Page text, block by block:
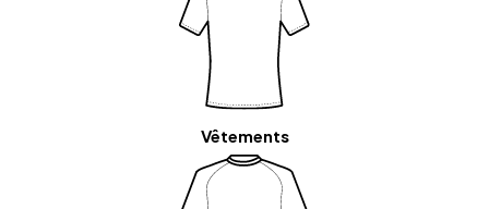
Vêtements